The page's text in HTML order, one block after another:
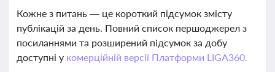
Кожне з питань — це короткий підсумок змісту
публікацій за день. Повний список першоджерел з
посиланнями та розширений підсумок за добу
доступні у комерційній версії Платформи LIGA360.